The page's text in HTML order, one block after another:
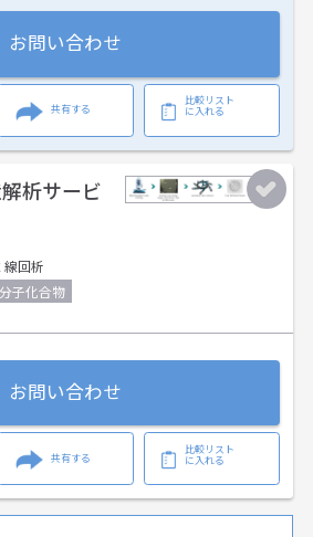
お問い合わせ
共有する
比較リスト
に入れる
析サービ
線回析
子化合物
お問い合わせ
共有する
比較リスト
に入れる